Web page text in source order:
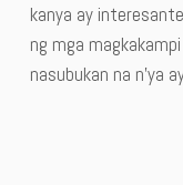
kanya ay
ng mga
nasubukan na n’ya